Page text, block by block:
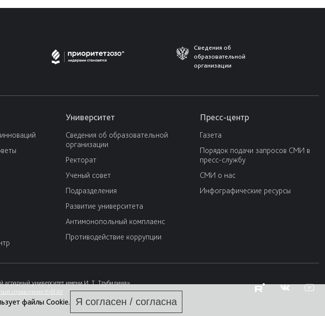
Сведения об
образовательной
организации
Университет
Сведения об образовательной
организации
Ректорат
Ученый совет
Подразделения
Развитие университета
Антимонопольный комплаенс
Противодействие коррупции
Пресс-центр
Газета
Порядок подачи запросов СМИ в
пресс-службу
СМИ о нас
Инфографические ресурсы
университет имени И. Т. Трубилина»
справочник КубГАУ
файлы Cookie. Я согласен / согласна